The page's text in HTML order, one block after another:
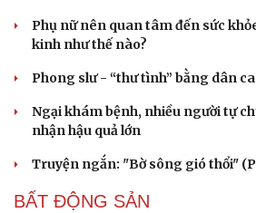
Phụ nữ nên quan tâm đến sức
kinh như thế nào?
Phong slư - “thư tình” bằng dân
Ngại khám bệnh, nhiều người tự
nhận hậu quả lớn
Truyện ngắn: "Bờ sông gió thổi"
BẤT ĐỘNG SẢN